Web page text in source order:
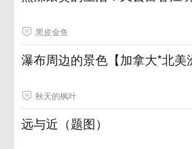
黑皮金鱼
瀑布周边的景色【加拿大*北美
秋天的枫叶
远与近（题图）